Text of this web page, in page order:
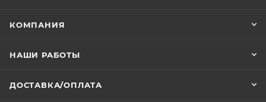
КОМПАНИЯ
НАШИ РАБОТЫ
ДОСТАВКА/ОПЛАТА